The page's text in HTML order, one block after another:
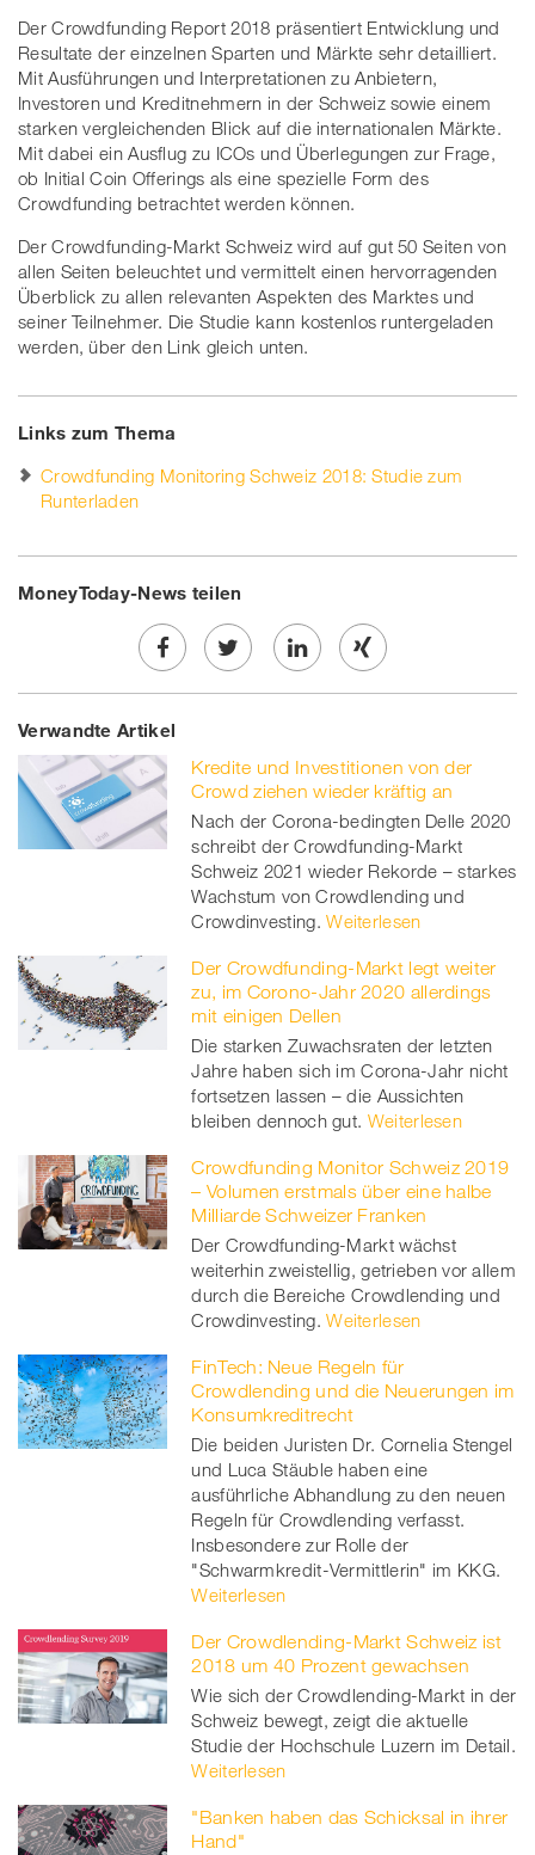
Der Crowdfunding Report 2018 präsentiert Entwicklung und
Resultate der einzelnen Sparten und Märkte sehr detailliert.
Mit Ausführungen und Interpretationen zu Anbietern,
Investoren und Kreditnehmern in der Schweiz sowie einem
starken vergleichenden Blick auf die internationalen Märkte.
Mit dabei ein Ausflug zu ICOs und Überlegungen zur Frage,
ob Initial Coin Offerings als eine spezielle Form des
Crowdfunding betrachtet werden können.
Der Crowdfunding-Markt Schweiz wird auf gut 50 Seiten von
allen Seiten beleuchtet und vermittelt einen hervorragenden
Überblick zu allen relevanten Aspekten des Marktes und
seiner Teilnehmer. Die Studie kann kostenlos runtergeladen
werden, über den Link gleich unten.
Links zum Thema
Crowdfunding Monitoring Schweiz 2018: Studie zum
Runterladen
MoneyToday-News teilen
Share
on
Facebook
Twe
on
twitt
er
Share
linkedin
Share
Xing
Verwandte Artikel
Kredite und Investitionen von der
Crowd ziehen wieder kräftig an
Nach der Corona-bedingten Delle 2020
schreibt der Crowdfunding-Markt
Schweiz 2021 wieder Rekorde – starkes
Wachstum von Crowdlending und
Crowdinvesting. Weiterlesen
Der Crowdfunding-Markt legt weiter
zu, im Corono-Jahr 2020 allerdings
mit einigen Dellen
Die starken Zuwachsraten der letzten
Jahre haben sich im Corona-Jahr nicht
fortsetzen lassen – die Aussichten
bleiben dennoch gut. Weiterlesen
Crowdfunding Monitor Schweiz 2019
– Volumen erstmals über eine halbe
Milliarde Schweizer Franken
Der Crowdfunding-Markt wächst
weiterhin zweistellig, getrieben vor allem
durch die Bereiche Crowdlending und
Crowdinvesting. Weiterlesen
FinTech: Neue Regeln für
Crowdlending und die Neuerungen im
Konsumkreditrecht
Die beiden Juristen Dr. Cornelia Stengel
und Luca Stäuble haben eine
ausführliche Abhandlung zu den neuen
Regeln für Crowdlending verfasst.
Insbesondere zur Rolle der
"Schwarmkredit-Vermittlerin" im KKG.
Weiterlesen
Der Crowdlending-Markt Schweiz ist
2018 um 40 Prozent gewachsen
Wie sich der Crowdlending-Markt in der
Schweiz bewegt, zeigt die aktuelle
Studie der Hochschule Luzern im Detail.
Weiterlesen
"Banken haben das Schicksal in ihrer
Hand"